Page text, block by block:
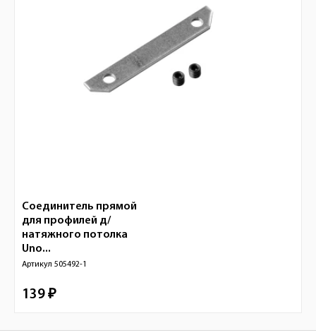
Соединитель прямой
для профилей д/
натяжного потолка
Uno...
Артикул 505492-1
139 ₽